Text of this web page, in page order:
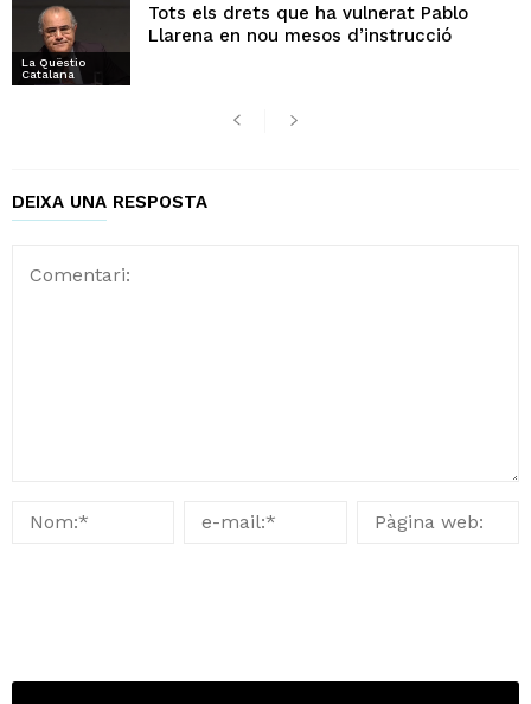
La Quëstio
Catalana
Tots els drets que ha vulnerat Pablo
Llarena en nou mesos d’instrucció
DEIXA UNA RESPOSTA